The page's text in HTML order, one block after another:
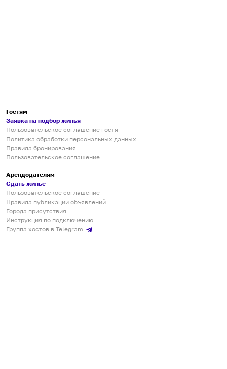
Гостям
Заявка на подбор жилья
Пользовательское соглашение гостя
Политика обработки персональных данных
Правила бронирования
Пользовательское соглашение
Арендодателям
Сдать жилье
Пользовательское соглашение
Правила публикации объявлений
Города присутствия
Инструкция по подключению
Группа хостов в Telegram